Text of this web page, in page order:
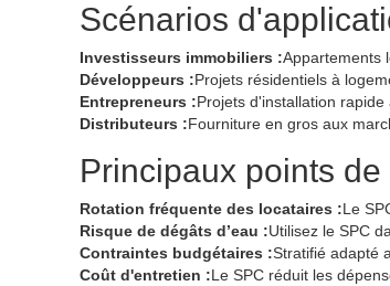
Scénarios
Investisseurs immobiliers :Appartements
Développeurs :Projets résidentiels à
Entrepreneurs :Projets d'installation rapide
Distributeurs :Fourniture en gros aux
Principaux points
Rotation fréquente des locataires :Le
Risque de dégâts d’eau :Utilisez le SPC
Contraintes budgétaires :Stratifié adapté
Coût d'entretien :Le SPC réduit les